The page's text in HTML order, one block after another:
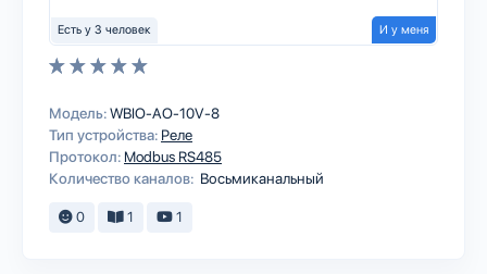
Есть у 3 человек И у меня
Модель:WBIO-AO-10V-8
Тип устройства: Реле
Протокол: Modbus RS485
Количество каналов: Восьмиканальный
0 1 1